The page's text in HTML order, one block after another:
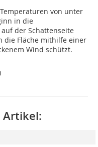
von unter
in die
der Schattenseite
die Fläche mithilfe einer
Wind schützt.
Artikel: